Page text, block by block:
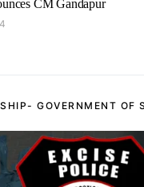
CM Gandapur
GOVERNMENT OF